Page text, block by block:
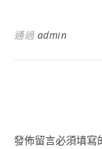
通過 admin
發佈留言必須填寫